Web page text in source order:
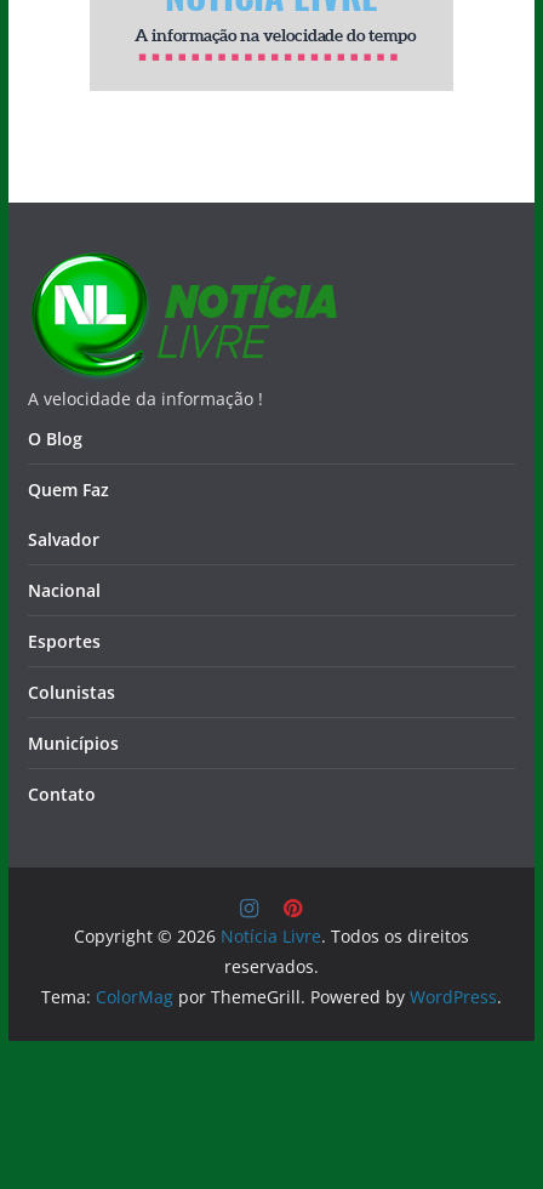
A velocidade da informação !
O Blog
Quem Faz
Salvador
Nacional
Esportes
Colunistas
Municípios
Contato
Copyright © 2026 Notícia Livre. Todos os direitos
reservados.
Tema: ColorMagpor ThemeGrill. Powered by WordPress.